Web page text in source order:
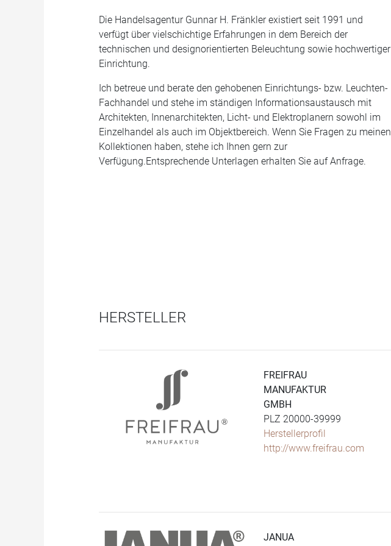
Die Handelsagentur Gunnar H. Fränkler existiert seit 1991 und
verfügt über vielschichtige Erfahrungen in dem Bereich der
technischen und designorientierten Beleuchtung sowie hochwertiger
Einrichtung.
Ich betreue und berate den gehobenen Einrichtungs- bzw. Leuchten-
Fachhandel und stehe im ständigen Informationsaustausch mit
Architekten, Innenarchitekten, Licht- und Elektroplanern sowohl im
Einzelhandel als auch im Objektbereich. Wenn Sie Fragen zu meinen
Kollektionen haben, stehe ich Ihnen gern zur
Verfügung.Entsprechende Unterlagen erhalten Sie auf Anfrage.
HERSTELLER
FREIFRAU
MANUFAKTUR
GMBH
PLZ 20000-39999
Herstellerprofil
http://www.freifrau.com
JANUA